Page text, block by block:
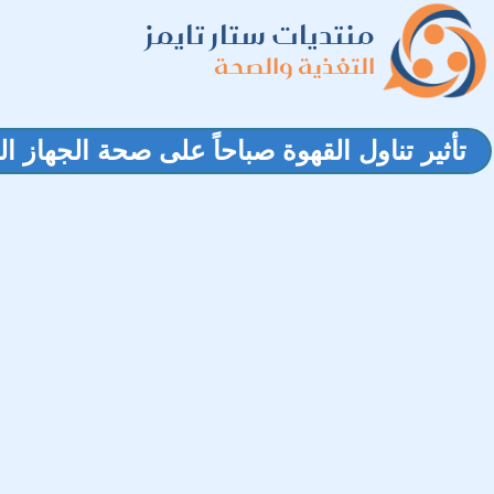
منتديات ستار تايمز
التغذية والصحة
تأثير تناول القهوة صباحاً على صحة الجهاز